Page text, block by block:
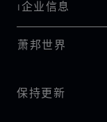
I企业信息
萧邦世界
保持更新